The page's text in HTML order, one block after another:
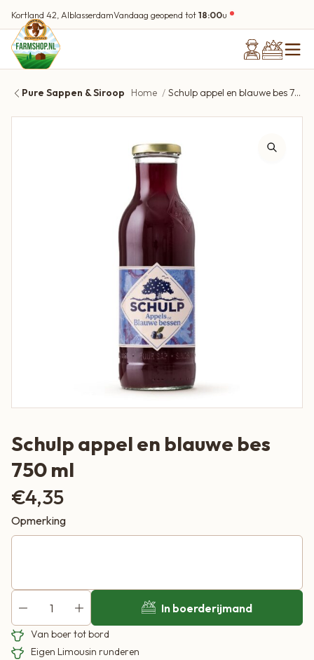
Kortland 42, AlblasserdamVandaag geopend tot18:00u
Pure Sappen & Siroop Home Schulp appel en blauwe bes 750 ml
Schulp appel en blauwe bes
750 ml
€4,35
Opmerking
In boerderijmand
Van boer tot bord
Eigen Limousin runderen